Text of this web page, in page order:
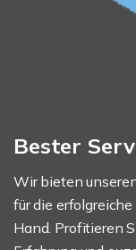
Bester
Wir bieten
für die
Hand. Profitieren